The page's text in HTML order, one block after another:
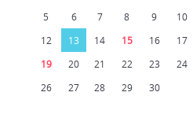
5
6 7 8 9 10
12
13 14 15 16 17
19
20 21 22 23 24
26
27 28 29 30